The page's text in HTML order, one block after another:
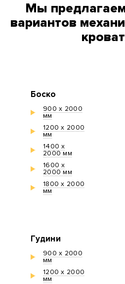
Мы
вариантов
Боско
900 х 2000
мм
1200 х 2000
мм
1400 х
2000 мм
1600 х
2000 мм
1800 х 2000
мм
Гудини
900 х 2000
мм
1200 х 2000
мм